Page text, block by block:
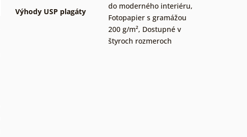
Výhody USP plagáty
do moderného interiéru,
Fotopapier s gramážou
200 g/m², Dostupné v
štyroch rozmeroch